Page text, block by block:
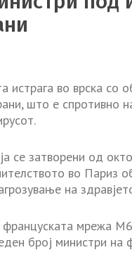
истрага во врска со
што е спротивно
се затворени од
во Париз
на
мрежа
број министри на